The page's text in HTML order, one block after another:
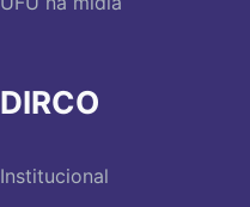
DIRCO
Institucional